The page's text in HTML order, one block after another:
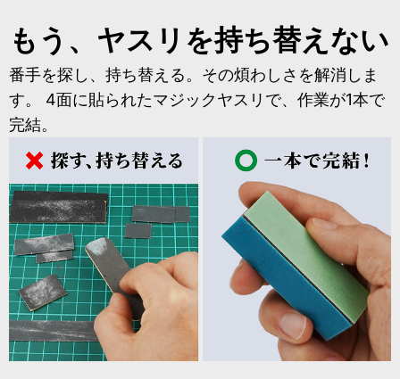
もう、ヤスリを持ち替えない
番手を探し、持ち替える。その煩わしさを解消しま
す。 4面に貼られたマジックヤスリで、作業が1本で
完結。